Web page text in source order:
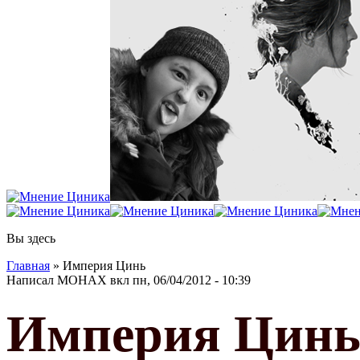
Вы здесь
Главная » Империя Цинь
Написал МОНАХ вкл пн, 06/04/2012 - 10:39
Империя Цинь